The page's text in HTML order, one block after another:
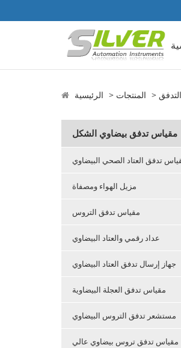
الرئيسية المنتجات
مقياس تدفق بيضاوي الشكل
تدفق العتاد الصحي البيضاوي
مزيل الهواء ومصفاة
مقياس تدفق التروس
عداد رقمي والعتاد البيضاوي
جهاز إرسال تدفق العتاد البيضاوي
مقياس تدفق العجلة البيضاوية
مستشعر تدفق التروس البيضاوي
مقياس تدفق تروس بيضاوي عالي